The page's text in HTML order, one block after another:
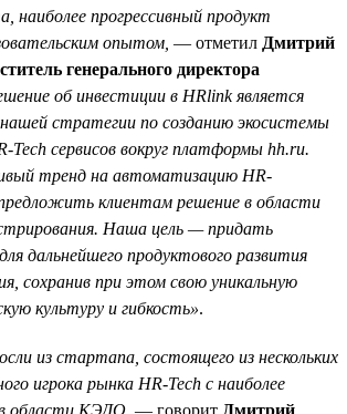
наиболее прогрессивный продукт
опытом, — отметил Дмитрий
генерального директора
об инвестиции в HRlink является
стратегии по созданию экосистемы
Tech сервисов вокруг платформы hh.ru.
тренд на автоматизацию HR-
клиентам решение в области
Наша цель — придать
дальнейшего продуктового развития
сохранив при этом свою уникальную
культуру и гибкость».
из стартапа, состоящего из нескольких
игрока рынка HR-Tech с наиболее
области КЭДО, — говорит Дмитрий